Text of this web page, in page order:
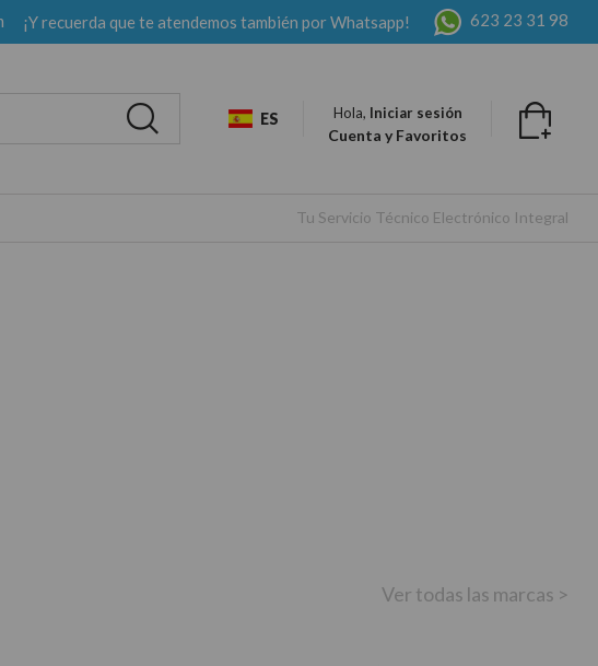
¡Y recuerda que te atendemos también por Whatsapp! 623 23 31 98
ES Hola, Iniciar sesión
Cuenta y Favoritos
Tu Servicio Técnico Electrónico Integral
Ver todas las marcas >